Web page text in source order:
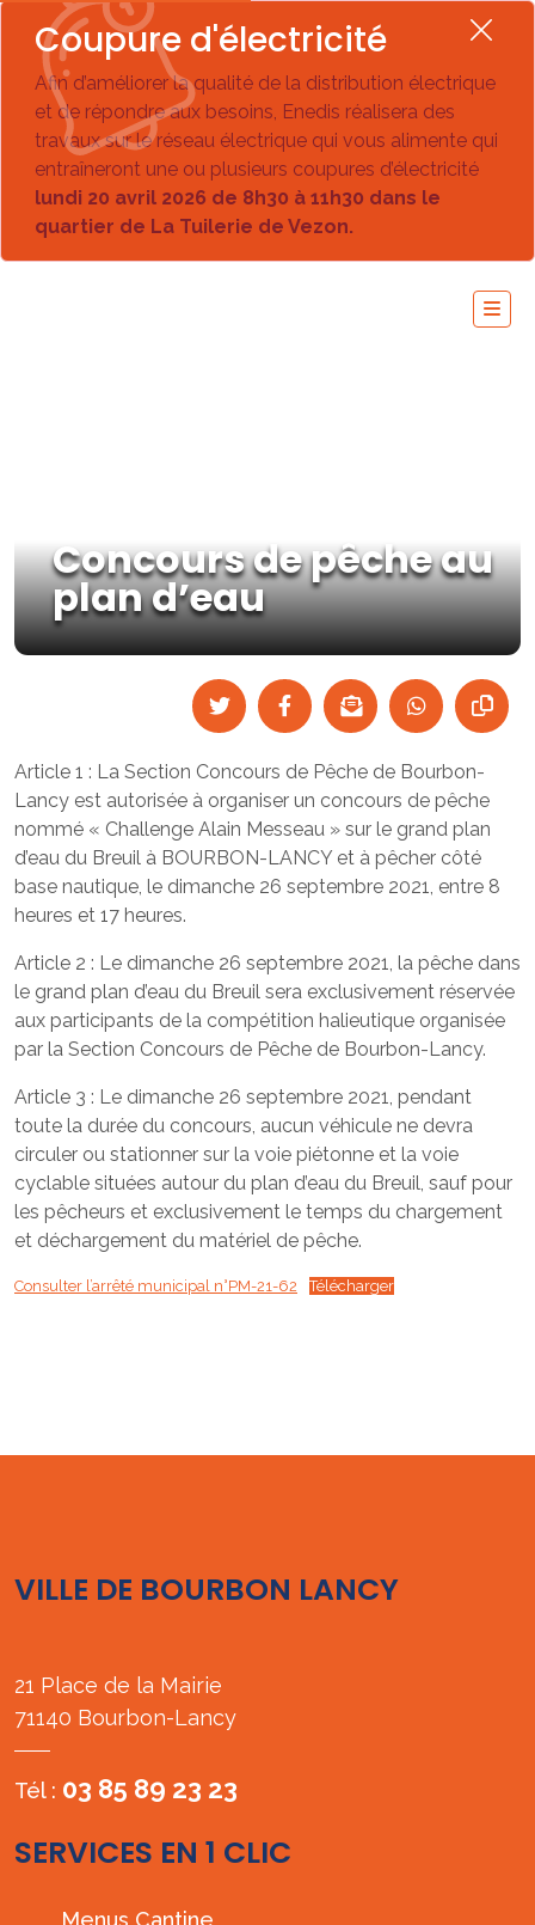
Coupure d'électricité
Afin d’améliorer la qualité de la distribution électrique
et de répondre aux besoins, Enedis réalisera des
travaux sur le réseau électrique qui vous alimente qui
entraîneront une ou plusieurs coupures d’électricité
lundi 20 avril 2026 de 8h30 à 11h30 dans le
quartier de La Tuilerie de Vezon.
Concours de pêche au
plan d’eau
Article 1 : La Section Concours de Pêche de Bourbon-
Lancy est autorisée à organiser un concours de pêche
nommé « Challenge Alain Messeau » sur le grand plan
d’eau du Breuil à BOURBON-LANCY et à pêcher côté
base nautique, le dimanche 26 septembre 2021, entre 8
heures et 17 heures.
Article 2 : Le dimanche 26 septembre 2021, la pêche dans
le grand plan d’eau du Breuil sera exclusivement réservée
aux participants de la compétition halieutique organisée
par la Section Concours de Pêche de Bourbon-Lancy.
Article 3 : Le dimanche 26 septembre 2021, pendant
toute la durée du concours, aucun véhicule ne devra
circuler ou stationner sur la voie piétonne et la voie
cyclable situées autour du plan d’eau du Breuil, sauf pour
les pêcheurs et exclusivement le temps du chargement
et déchargement du matériel de pêche.
Consulter l’arrêté municipal n°PM-21-62 Télécharger
VILLE DE BOURBON LANCY
21 Place de la Mairie
71140 Bourbon-Lancy
Tél : 03 85 89 23 23
SERVICES EN 1 CLIC
Menus Cantine